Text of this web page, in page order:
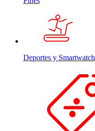
Deportes y Smartwatch